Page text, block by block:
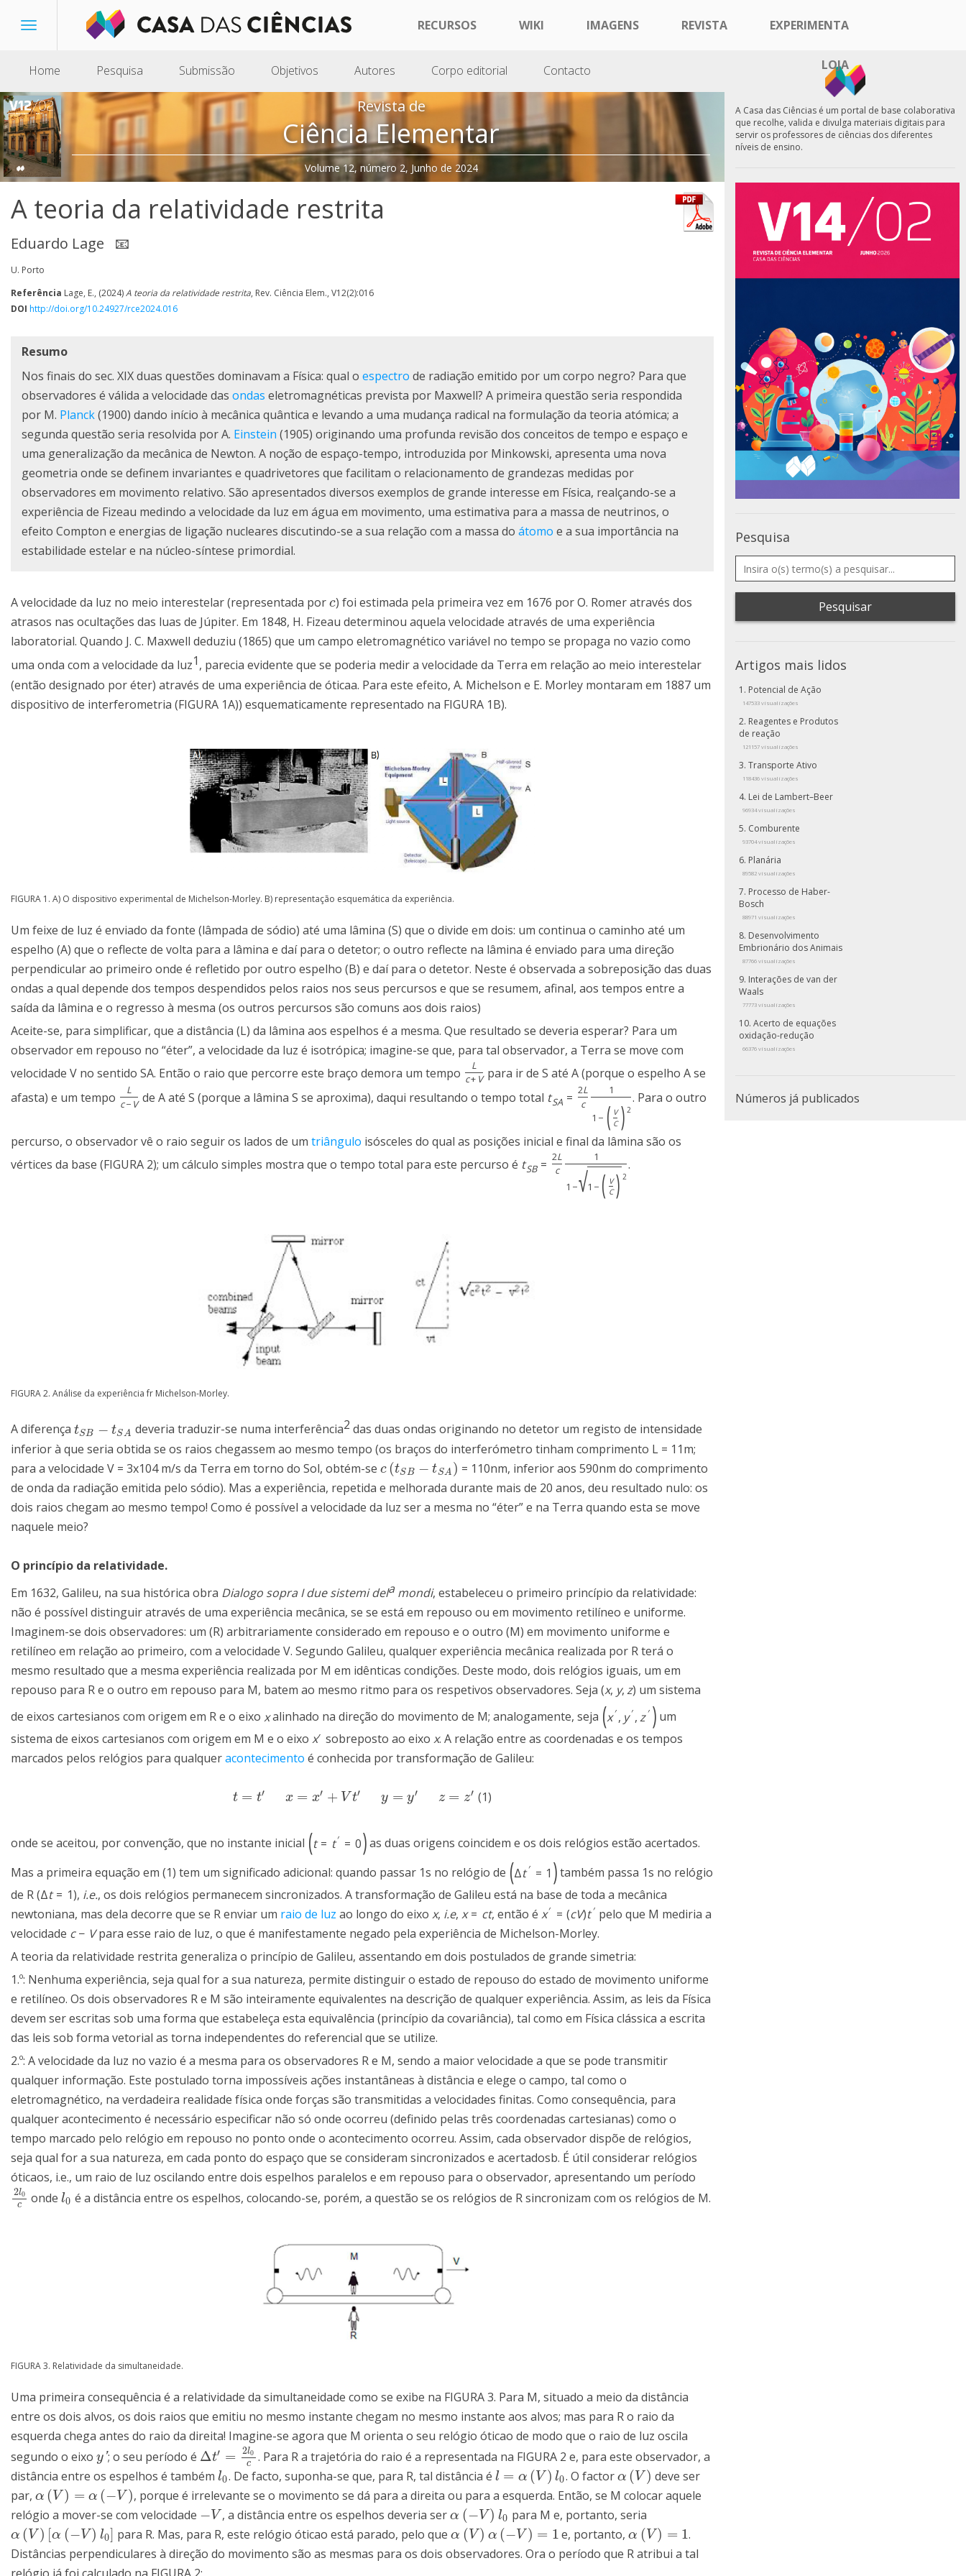
Toggle
RECURSOS WIKI IMAGENS REVISTA EXPERIMENTA
LOJA
Home Pesquisa Submissão Objetivos Autores Corpo editorial Contacto
Revista de
Ciência Elementar
Volume 12, número 2, Junho de 2024
A teoria da relatividade restrita
Eduardo Lage 📧
U. Porto
Referência Lage, E., (2024)A teoria da relatividade restrita, Rev. Ciência Elem., V12(2):016
DOI http://doi.org/10.24927/rce2024.016
Resumo
Nos finais do sec. XIX duas questões dominavam a Física: qual o espectro de radiação emitido por um corpo negro? Para que
observadores é válida a velocidade das ondas eletromagnéticas prevista por Maxwell? A primeira questão seria respondida
por M. Planck(1900) dando início à mecânica quântica e levando a uma mudança radical na formulação da teoria atómica; a
segunda questão seria resolvida por A. Einstein (1905) originando uma profunda revisão dos conceitos de tempo e espaço e
uma generalização da mecânica de Newton. A noção de espaço-tempo, introduzida por Minkowski, apresenta uma nova
geometria onde se definem invariantes e quadrivetores que facilitam o relacionamento de grandezas medidas por
observadores em movimento relativo. São apresentados diversos exemplos de grande interesse em Física, realçando-se a
experiência de Fizeau medindo a velocidade da luz em água em movimento, uma estimativa para a massa de neutrinos, o
efeito Compton e energias de ligação nucleares discutindo-se a sua relação com a massa do átomo e a sua importância na
estabilidade estelar e na núcleo-síntese primordial.
A velocidade da luz no meio interestelar (representada por c
c) foi estimada pela primeira vez em 1676 por O. Romer através dos
atrasos nas ocultações das luas de Júpiter. Em 1848, H. Fizeau determinou aquela velocidade através de uma experiência
laboratorial. Quando J. C. Maxwell deduziu (1865) que um campo eletromagnético variável no tempo se propaga no vazio como
uma onda com a velocidade da luz1, parecia evidente que se poderia medir a velocidade da Terra em relação ao meio interestelar
(então designado por éter) através de uma experiência de óticaa. Para este efeito, A. Michelson e E. Morley montaram em 1887 um
dispositivo de interferometria (FIGURA 1A)) esquematicamente representado na FIGURA 1B).
FIGURA 1. A) O dispositivo experimental de Michelson-Morley. B) representação esquemática da experiência.
Um feixe de luz é enviado da fonte (lâmpada de sódio) até uma lâmina (S) que o divide em dois: um continua o caminho até um
espelho (A) que o reflecte de volta para a lâmina e daí para o detetor; o outro reflecte na lâmina é enviado para uma direção
perpendicular ao primeiro onde é refletido por outro espelho (B) e daí para o detetor. Neste é observada a sobreposição das duas
ondas a qual depende dos tempos despendidos pelos raios nos seus percursos e que se resumem, afinal, aos tempos entre a
saída da lâmina e o regresso à mesma (os outros percursos são comuns aos dois raios)
Aceite-se, para simplificar, que a distância (L) da lâmina aos espelhos é a mesma. Que resultado se deveria esperar? Para um
observador em repouso no “éter”, a velocidade da luz é isotrópica; imagine-se que, para tal observador, a Terra se move com
velocidade V no sentido SA. Então o raio que percorre este braço demora um tempo
L
c+ V para ir de S até A (porque o espelho A se
afasta) e um tempo
L
c− V de A até S (porque a lâmina S se aproxima), daqui resultando o tempo total tSA = 2L
c
1
1 − ( V
C ) 2
. Para o outro
percurso, o observador vê o raio seguir os lados de um triângulo isósceles do qual as posições inicial e final da lâmina são os
vértices da base (FIGURA 2); um cálculo simples mostra que o tempo total para este percurso é tSB = 2L
c
1
1 −√1 − ( V
C ) 2
.
FIGURA 2. Análise da experiência fr Michelson-Morley.
A diferença tSB − tSA
tSB−tS A deveria traduzir-se numa interferência2 das duas ondas originando no detetor um registo de intensidade
inferior à que seria obtida se os raios chegassem ao mesmo tempo (os braços do interferómetro tinham comprimento L = 11m;
para a velocidade V = 3x104 m/s da Terra em torno do Sol, obtém-se c (tSB − tSA )
c( tSB−t SA )
= 110nm, inferior aos 590nm do comprimento
de onda da radiação emitida pelo sódio). Mas a experiência, repetida e melhorada durante mais de 20 anos, deu resultado nulo: os
dois raios chegam ao mesmo tempo! Como é possível a velocidade da luz ser a mesma no “éter” e na Terra quando esta se move
naquele meio?
O princípio da relatividade.
Em 1632, Galileu, na sua histórica obra Dialogo sopra I due sistemi dela mondi, estabeleceu o primeiro princípio da relatividade:
não é possível distinguir através de uma experiência mecânica, se se está em repouso ou em movimento retilíneo e uniforme.
Imaginem-se dois observadores: um (R) arbitrariamente considerado em repouso e o outro (M) em movimento uniforme e
retilíneo em relação ao primeiro, com a velocidade V. Segundo Galileu, qualquer experiência mecânica realizada por R terá o
mesmo resultado que a mesma experiência realizada por M em idênticas condições. Deste modo, dois relógios iguais, um em
repouso para R e o outro em repouso para M, batem ao mesmo ritmo para os respetivos observadores. Seja (x, y,z) um sistema
de eixos cartesianos com origem em R e o eixo xalinhado na direção do movimento de M; analogamente, seja (x′, y′,z′ )um
sistema de eixos cartesianos com origem em M e o eixo x′ sobreposto ao eixo x. A relação entre as coordenadas e os tempos
marcados pelos relógios para qualqueracontecimento é conhecida por transformação de Galileu:
t = t′ x = x′ + V t′ y = y′ z = z′
t=t′x =x Vt′y=y ′z= z′ (1)
onde se aceitou, por convenção, que no instante inicial (t = t′ = 0)as duas origens coincidem e os dois relógios estão acertados.
Mas a primeira equação em (1) tem um significado adicional: quando passar 1s no relógio de (Δt′ = 1 )também passa 1s no relógio
de R(Δt = 1), i.e., os dois relógios permanecem sincronizados. A transformação de Galileu está na base de toda a mecânica
newtoniana, mas dela decorre que se R enviar um raio de luz ao longo do eixo x, i.e, x = ct, então é x′ = (cV)t′ pelo que M mediria a
velocidade c − Vpara esse raio de luz, o que é manifestamente negado pela experiência de Michelson-Morley.
A teoria da relatividade restrita generaliza o princípio de Galileu, assentando em dois postulados de grande simetria:
1.º: Nenhuma experiência, seja qual for a sua natureza, permite distinguir o estado de repouso do estado de movimento uniforme
e retilíneo. Os dois observadores R e M são inteiramente equivalentes na descrição de qualquer experiência. Assim, as leis da Física
devem ser escritas sob uma forma que estabeleça esta equivalência (princípio da covariância), tal como em Física clássica a escrita
das leis sob forma vetorial as torna independentes do referencial que se utilize.
2.º: A velocidade da luz no vazio é a mesma para os observadores R e M, sendo a maior velocidade a que se pode transmitir
qualquer informação. Este postulado torna impossíveis ações instantâneas à distância e elege o campo, tal como o
eletromagnético, na verdadeira realidade física onde forças são transmitidas a velocidades finitas. Como consequência, para
qualquer acontecimento é necessário especificar não só onde ocorreu (definido pelas três coordenadas cartesianas) como o
tempo marcado pelo relógio em repouso no ponto onde o acontecimento ocorreu. Assim, cada observador dispõe de relógios,
seja qual for a sua natureza, em cada ponto do espaço que se consideram sincronizados e acertadosb. É útil considerar relógios
óticaos, i.e., um raio de luz oscilando entre dois espelhos paralelos e em repouso para o observador, apresentando um período
2l0
c
2l0 condel0
l0 é a distância entre os espelhos, colocando-se, porém, a questão se os relógios de R sincronizam com os relógios de M.
FIGURA 3. Relatividade da simultaneidade.
Uma primeira consequência é a relatividade da simultaneidade como se exibe na FIGURA 3. Para M, situado a meio da distância
entre os dois alvos, os dois raios que emitiu no mesmo instante chegam no mesmo instante aos alvos; mas para R o raio da
esquerda chega antes do raio da direita! Imagine-se agora que M orienta o seu relógio óticao de modo que o raio de luz oscila
segundo o eixo y '
y′ ; o seu período é Δt′ = 2l0
c
Δt′= 2l0 c
. Para R a trajetória do raio é a representada na FIGURA 2 e, para este observador, a
distância entre os espelhos é também l0
l0. De facto, suponha-se que, para R, tal distância é l = α ( V ) l0
l=α( V)l 0 . O factor α ( V )
α( V )
deve ser
par, α ( V ) = α (− V )
α( V )=α −V )
, porque é irrelevante se o movimento se dá para a direita ou para a esquerda. Então, se M colocar aquele
relógio a mover-se com velocidade − V
−V , a distância entre os espelhos deveria serα (− V ) l0
α( −V)l0 para M e, portanto, seria
α ( V ) [α (− V ) l0]
α( V )[α( −V) l0] para R. Mas, para R, este relógio óticao está parado, pelo queα ( V ) α (− V ) = 1
α( V )α(−V) =1 e, portanto,α ( V ) = 1
α( V )=1
.
Distâncias perpendiculares à direção do movimento são as mesmas para os dois observadores. Ora o período que R atribui a tal
A Casa das Ciências é um portal de base colaborativa
que recolhe, valida e divulga materiais digitais para
servir os professores de ciências dos diferentes
níveis de ensino.
Pesquisa
Pesquisar
Artigos mais lidos
Potencial de Ação
147533 visualizações
Reagentes e Produtos
de reação
121157 visualizações
Transporte Ativo
118436 visualizações
Lei de Lambert–Beer
96934 visualizações
Comburente
93704 visualizações
Planária
89582 visualizações
Processo de Haber-
Bosch
88971 visualizações
Desenvolvimento
Embrionário dos Animais
87766 visualizações
Interações de van der
Waals
77773 visualizações
Acerto de equações
oxidação-redução
66376 visualizações
Números já publicados